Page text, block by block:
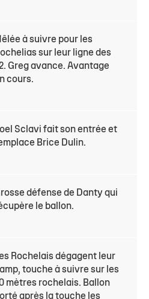
à suivre pour les
sur leur ligne des
Greg avance. Avantage
cours.
Sclavi fait son entrée et
Brice Dulin.
défense de Danty qui
le ballon.
Rochelais dégagent leur
touche à suivre sur les
mètres rochelais. Ballon
après la touche les